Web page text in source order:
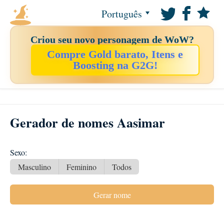
Português
Criou seu novo personagem de WoW?
Compre Gold barato, Itens e
Boosting na G2G!
Gerador de nomes Aasimar
Sexo:
Masculino
Feminino Todos